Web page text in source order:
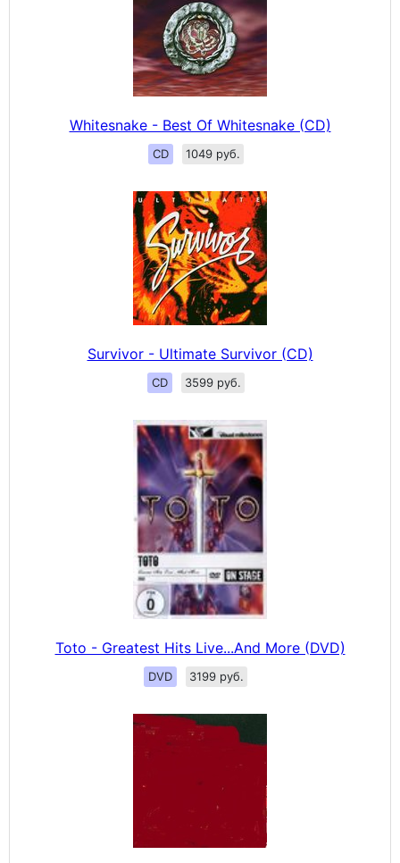
Whitesnake - Best Of Whitesnake (CD)
CD 1049 руб.
Survivor - Ultimate Survivor (CD)
CD 3599 руб.
Toto - Greatest Hits Live...And More (DVD)
DVD 3199 руб.